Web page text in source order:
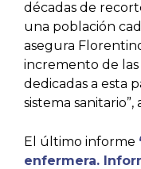
décadas de
una población
asegura
incremento de
dedicadas a esta
sistema sanitario”,
El último informe
enfermera.